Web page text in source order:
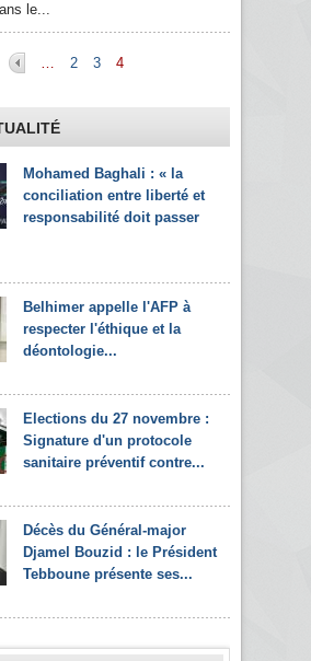
le...
… 2 3 4
Mohamed Baghali : « la
conciliation entre liberté et
responsabilité doit passer
Belhimer appelle l'AFP à
respecter l'éthique et la
déontologie...
Elections du 27 novembre :
Signature d'un protocole
sanitaire préventif contre...
Décès du Général-major
Djamel Bouzid : le Président
Tebboune présente ses...